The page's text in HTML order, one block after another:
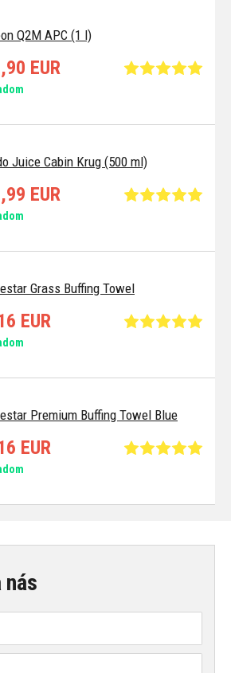
Q2M APC (1 l)
EUR
Juice Cabin Krug (500 ml)
EUR
Grass Buffing Towel
EUR
Premium Buffing Towel Blue
EUR
nás